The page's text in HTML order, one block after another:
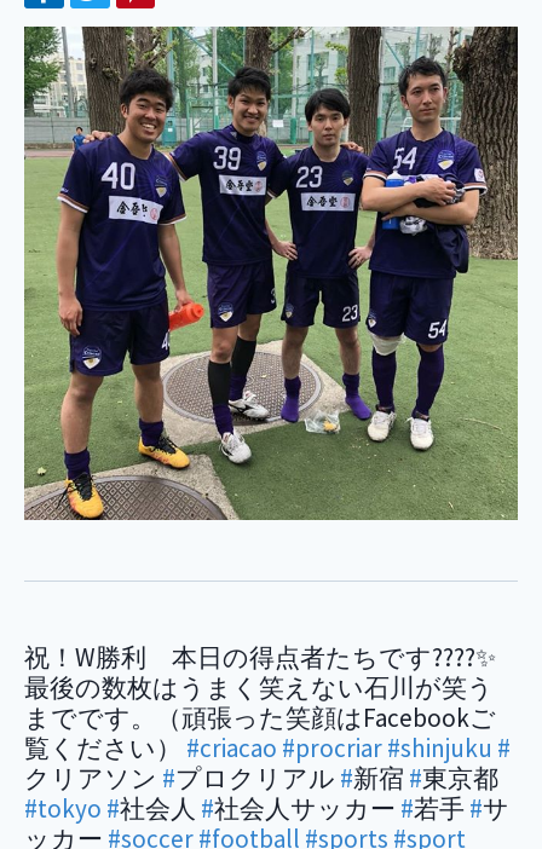
祝！W勝利 本日の得点者たちです????✨
最後の数枚はうまく笑えない石川が笑う
までです。（頑張った笑顔はFacebookご
覧ください） #criacao #procriar#shinjuku #
クリアソン #プロクリアル #新宿 #東京都
#tokyo #社会人 #社会人サッカー #若手#サ
ッカー #soccer#football #sports #sport